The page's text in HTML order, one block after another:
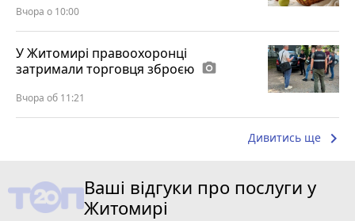
Вчора о 10:00
У Житомирі правоохоронці
затримали торговця зброєю photo_camera
Вчора об 11:21
Дивитись ще keyboard_arrow_right
Ваші відгуки про послуги у
Житомирі